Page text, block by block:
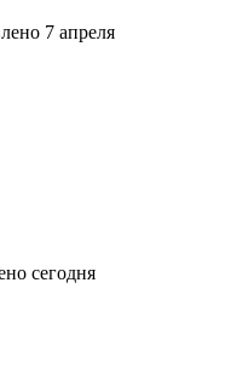
7 апреля
сегодня